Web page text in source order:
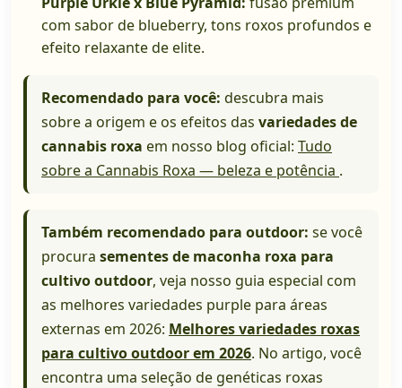
com sabor de blueberry, tons roxos profundos e
efeito relaxante de elite.
Recomendado para você: descubra mais
sobre a origem e os efeitos das variedades de
cannabis roxa em nosso blog oficial: Tudo
sobre a Cannabis Roxa — beleza e potência .
Também recomendado para outdoor: se você
procura sementes de maconha roxa para
cultivo outdoor, veja nosso guia especial com
as melhores variedades purple para áreas
externas em 2026: Melhores variedades roxas
para cultivo outdoor em 2026. No artigo, você
encontra uma seleção de genéticas roxas